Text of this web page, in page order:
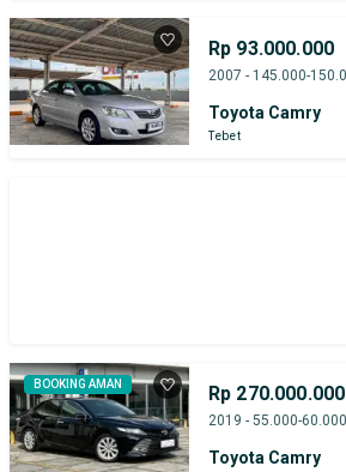
Rp 93.000.000
2007 - 145.000-
Toyota Camry
Tebet
BOOKING AMAN Rp 270.000.000
2019 - 55.000-
Toyota Camry